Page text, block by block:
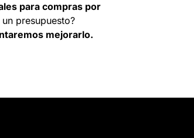
para compras por
un presupuesto?
mejorarlo.